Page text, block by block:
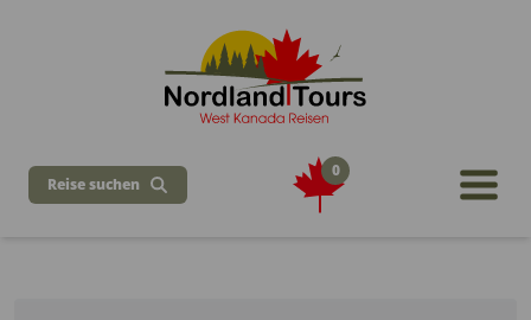
Reise suchen
0